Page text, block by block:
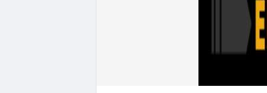
Xem chi tiết các bài viết đầy đủ tại
#bybitlawsuit